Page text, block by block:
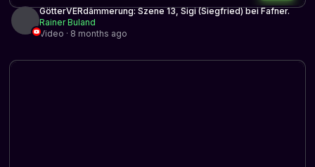
GötterVERdämmerung: Szene 13, Sigi (Siegfried) bei Fafner.
Rainer Buland
Video · 8 months ago